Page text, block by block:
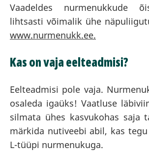
Vaadeldes nurmenukkude
lihtsasti võimalik ühe
www.nurmenukk.ee.
Kas on vaja eelteadmisi?
Eelteadmisi pole vaja.
osaleda igaüks! Vaatluse
silmata ühes kasvukohas saja
märkida nutiveebi abil, kas
L-tüüpi nurmenukuga.